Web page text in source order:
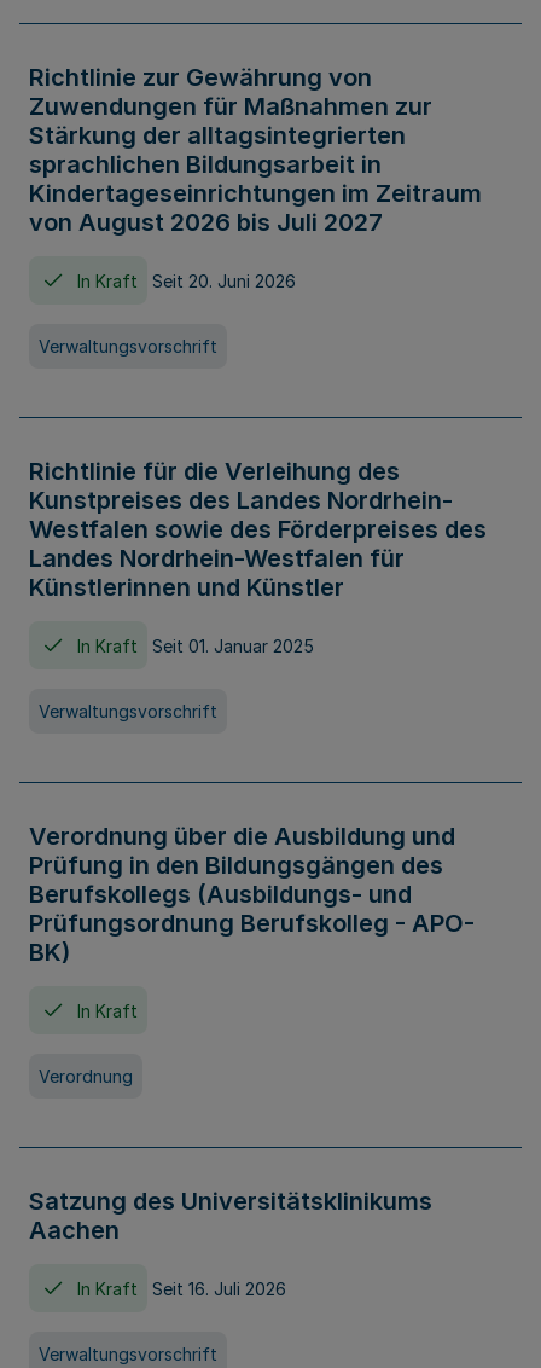
Richtlinie zur Gewährung von
Zuwendungen für Maßnahmen zur
Stärkung der alltagsintegrierten
sprachlichen Bildungsarbeit in
Kindertageseinrichtungen im Zeitraum
von August 2026 bis Juli 2027
In Kraft Seit 20. Juni 2026
Verwaltungsvorschrift
Richtlinie für die Verleihung des
Kunstpreises des Landes Nordrhein-
Westfalen sowie des Förderpreises des
Landes Nordrhein-Westfalen für
Künstlerinnen und Künstler
In Kraft Seit 01. Januar 2025
Verwaltungsvorschrift
Verordnung über die Ausbildung und
Prüfung in den Bildungsgängen des
Berufskollegs (Ausbildungs- und
Prüfungsordnung Berufskolleg - APO-
BK)
In Kraft
Verordnung
Satzung des Universitätsklinikums
Aachen
In Kraft Seit 16. Juli 2026
Verwaltungsvorschrift